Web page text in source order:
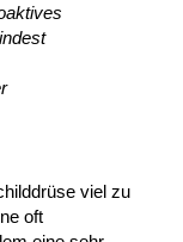
viel zu
oft